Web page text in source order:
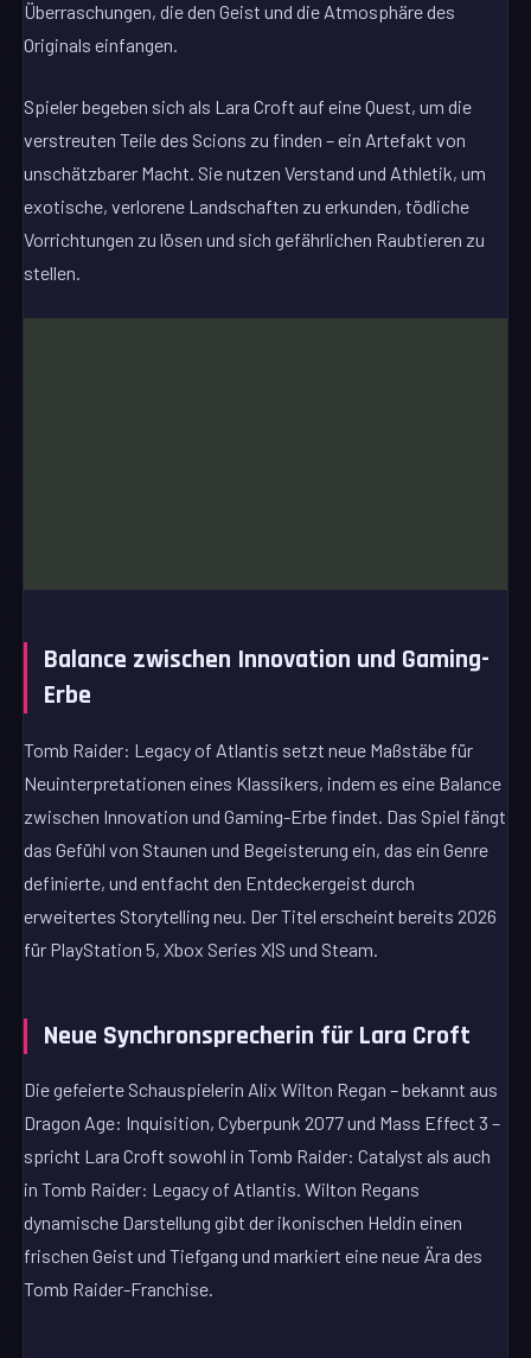
Überraschungen, die den Geist und die Atmosphäre des
Originals einfangen.
Spieler begeben sich als Lara Croft auf eine Quest, um die
verstreuten Teile des Scions zu finden – ein Artefakt von
unschätzbarer Macht. Sie nutzen Verstand und Athletik, um
exotische, verlorene Landschaften zu erkunden, tödliche
Vorrichtungen zu lösen und sich gefährlichen Raubtieren zu
stellen.
Balance zwischen Innovation und Gaming-
Erbe
Tomb Raider: Legacy of Atlantis setzt neue Maßstäbe für
Neuinterpretationen eines Klassikers, indem es eine Balance
zwischen Innovation und Gaming-Erbe findet. Das Spiel fängt
das Gefühl von Staunen und Begeisterung ein, das ein Genre
definierte, und entfacht den Entdeckergeist durch
erweitertes Storytelling neu. Der Titel erscheint bereits 2026
für PlayStation 5, Xbox Series X|S und Steam.
Neue Synchronsprecherin für Lara Croft
Die gefeierte Schauspielerin Alix Wilton Regan – bekannt aus
Dragon Age: Inquisition, Cyberpunk 2077 und Mass Effect 3 –
spricht Lara Croft sowohl in Tomb Raider: Catalyst als auch
in Tomb Raider: Legacy of Atlantis. Wilton Regans
dynamische Darstellung gibt der ikonischen Heldin einen
frischen Geist und Tiefgang und markiert eine neue Ära des
Tomb Raider-Franchise.